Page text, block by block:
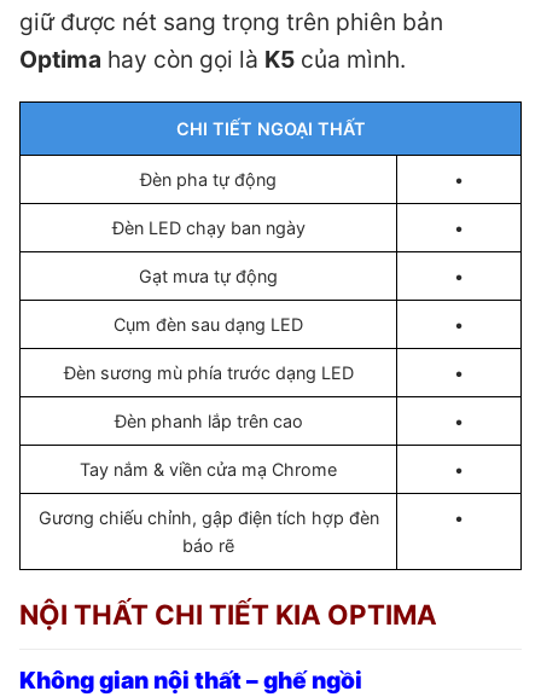
giữ được nét sang trọng trên phiên bản
Optima hay còn gọi là K5 của mình.
CHI TIẾT NGOẠI THẤT
Đèn pha tự động •
Đèn LED chạy ban ngày •
Gạt mưa tự động •
Cụm đèn sau dạng LED •
Đèn sương mù phía trước dạng LED •
Đèn phanh lắp trên cao •
Tay nắm & viền cửa mạ Chrome •
Gương chiếu chỉnh, gập điện tích hợp đèn
báo rẽ
•
NỘI THẤT CHI TIẾT KIA OPTIMA
Không gian nội thất – ghế ngồi